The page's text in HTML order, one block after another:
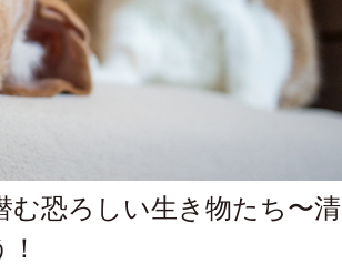
恐ろしい生き物たち〜清